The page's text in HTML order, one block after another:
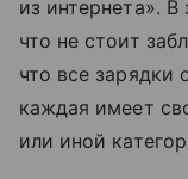
из интернета».
что не стоит
что все
каждая имеет
или иной